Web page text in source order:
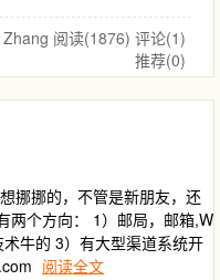
阅读(1876) 评论(1)
推荐(0)
挪挪的，不管是新朋友，还
两个方向： 1）邮局，邮箱,W
牛的 3）有大型渠道系统开
阅读全文